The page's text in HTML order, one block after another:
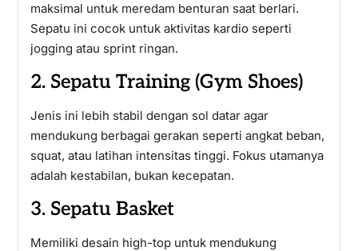
maksimal untuk meredam benturan saat berlari.
Sepatu ini cocok untuk aktivitas kardio seperti
jogging atau sprint ringan.
2. Sepatu Training (Gym Shoes)
Jenis ini lebih stabil dengan sol datar agar
mendukung berbagai gerakan seperti angkat beban,
squat, atau latihan intensitas tinggi. Fokus utamanya
adalah kestabilan, bukan kecepatan.
3. Sepatu Basket
Memiliki desain high-top untuk mendukung